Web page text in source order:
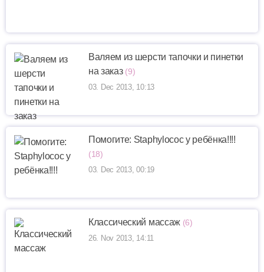
Валяем из шерсти тапочки и пинетки
на заказ (9)
03. Dec 2013, 10:13
Помогите: Staphylococ у ребёнка!!!!
(18)
03. Dec 2013, 00:19
Классический массаж (6)
26. Nov 2013, 14:11